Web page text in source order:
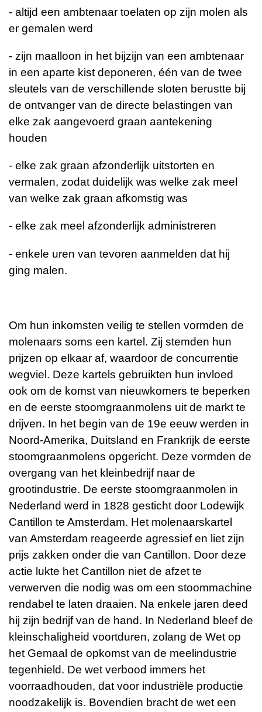
- altijd een ambtenaar toelaten op zijn molen als
er gemalen werd
- zijn maalloon in het bijzijn van een ambtenaar
in een aparte kist deponeren, één van de twee
sleutels van de verschillende sloten berustte bij
de ontvanger van de directe belastingen van
elke zak aangevoerd graan aantekening
houden
- elke zak graan afzonderlijk uitstorten en
vermalen, zodat duidelijk was welke zak meel
van welke zak graan afkomstig was
- elke zak meel afzonderlijk administreren
- enkele uren van tevoren aanmelden dat hij
ging malen.
Om hun inkomsten veilig te stellen vormden de
molenaars soms een kartel. Zij stemden hun
prijzen op elkaar af, waardoor de concurrentie
wegviel. Deze kartels gebruikten hun invloed
ook om de komst van nieuwkomers te beperken
en de eerste stoomgraanmolens uit de markt te
drijven. In het begin van de 19e eeuw werden in
Noord-Amerika, Duitsland en Frankrijk de eerste
stoomgraanmolens opgericht. Deze vormden de
overgang van het kleinbedrijf naar de
grootindustrie. De eerste stoomgraanmolen in
Nederland werd in 1828 gesticht door Lodewijk
Cantillon te Amsterdam. Het molenaarskartel
van Amsterdam reageerde agressief en liet zijn
prijs zakken onder die van Cantillon. Door deze
actie lukte het Cantillon niet de afzet te
verwerven die nodig was om een stoommachine
rendabel te laten draaien. Na enkele jaren deed
hij zijn bedrijf van de hand. In Nederland bleef de
kleinschaligheid voortduren, zolang de Wet op
het Gemaal de opkomst van de meelindustrie
tegenhield. De wet verbood immers het
voorraadhouden, dat voor industriële productie
noodzakelijk is. Bovendien bracht de wet een